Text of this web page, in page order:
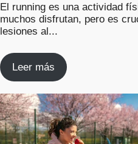
El running es una actividad
muchos disfrutan, pero es
lesiones al...
Leer más